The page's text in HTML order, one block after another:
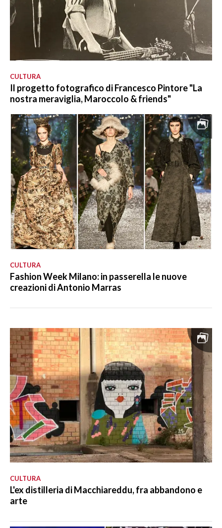
CULTURA
Il progetto fotografico di Francesco Pintore "La
nostra meraviglia, Maroccolo & friends"
CULTURA
Fashion Week Milano: in passerella le nuove
creazioni di Antonio Marras
CULTURA
L'ex distilleria di Macchiareddu, fra abbandono e
arte